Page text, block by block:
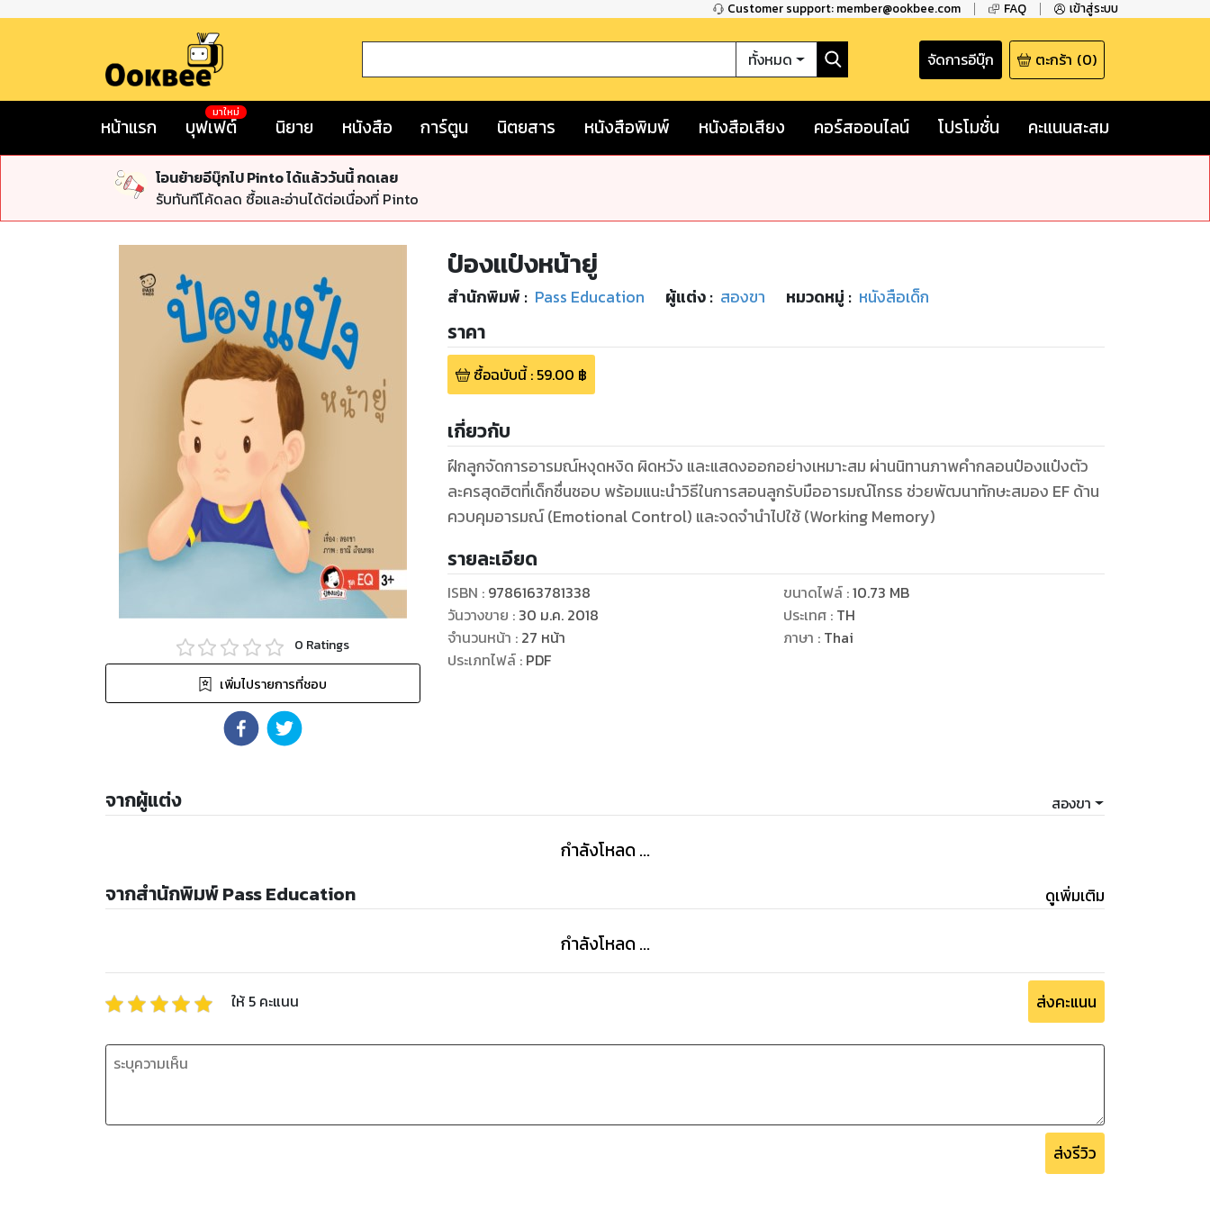
Customer support: member@ookbee.com FAQ เข้าสู่ระบบ
ทั้งหมด จัดการอีบุ๊ก ตะกร้า (0)
หน้าแรก บุฟเฟต์
มาใหม่
นิยาย หนังสือ การ์ตูน นิตยสาร หนังสือพิมพ์ หนังสือเสียง คอร์สออนไลน์ โปรโมชั่น คะแนนสะสม
โอนย้ายอีบุ๊กไป Pinto ได้แล้ววันนี้ กดเลย
รับทันทีโค้ดลด ซื้อและอ่านได้ต่อเนื่องที่ Pinto
0 Ratings
เพิ่มไปรายการที่ชอบ
ป๋องแป๋งหน้ายู่
สำนักพิมพ์ : Pass Education ผู้แต่ง : สองขา หมวดหมู่ : หนังสือเด็ก
ราคา
ซื้อฉบับนี้: 59.00 ฿
เกี่ยวกับ
ฝึกลูกจัดการอารมณ์หงุดหงิด ผิดหวัง และแสดงออกอย่างเหมาะสม ผ่านนิทานภาพคำกลอนป๋องแป๋งตัว
ละครสุดฮิตที่เด็กชื่นชอบ พร้อมแนะนำวิธีในการสอนลูกรับมืออารมณ์โกรธ ช่วยพัฒนาทักษะสมอง EF ด้าน
ควบคุมอารมณ์ (Emotional Control) และจดจำนำไปใช้ (Working Memory)
รายละเอียด
ISBN : 9786163781338
วันวางขาย : 30 ม.ค. 2018
จำนวนหน้า : 27 หน้า
ประเภทไฟล์: PDF
ขนาดไฟล์:10.73 MB
ประเทศ : TH
ภาษา : Thai
จากผู้แต่ง สองขา
กำลังโหลด ...
จากสำนักพิมพ์ Pass Education ดูเพิ่มเติม
กำลังโหลด ...
ให้ 5 คะแนน ส่งคะแนน
ส่งรีวิว